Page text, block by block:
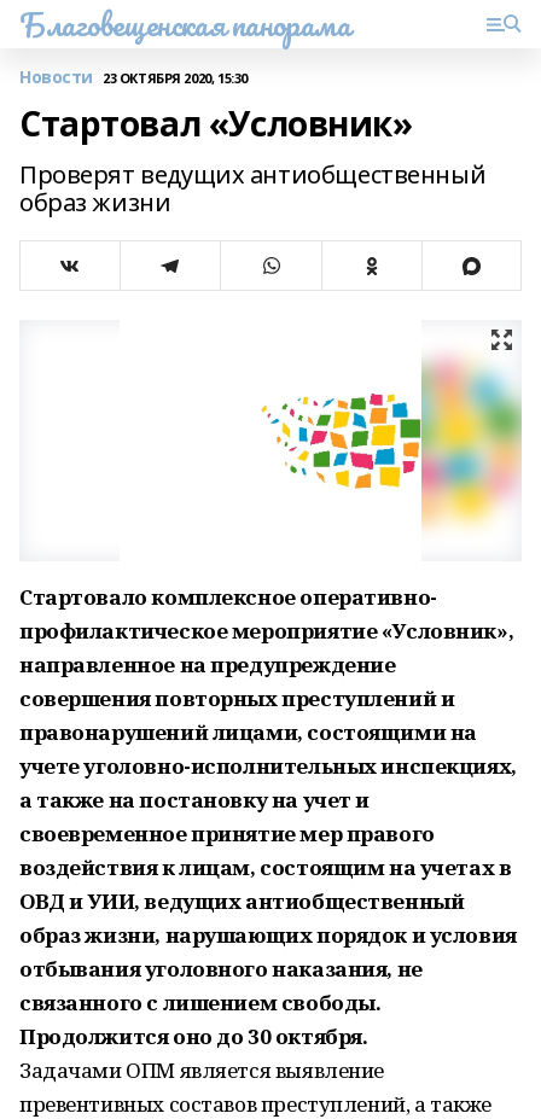
Благовещенская панорама
Новости 23 ОКТЯБРЯ 2020, 15:30
Стартовал «Условник»
Проверят ведущих антиобщественный
образ жизни
Стартовало комплексное оперативно-
профилактическое мероприятие «Условник»,
направленное на предупреждение
совершения повторных преступлений и
правонарушений лицами, состоящими на
учете уголовно-исполнительных инспекциях,
а также на постановку на учет и
своевременное принятие мер правого
воздействия к лицам, состоящим на учетах в
ОВД и УИИ, ведущих антиобщественный
образ жизни, нарушающих порядок и условия
отбывания уголовного наказания, не
связанного с лишением свободы.
Продолжится оно до 30 октября.
Задачами ОПМ является выявление
превентивных составов преступлений, а также